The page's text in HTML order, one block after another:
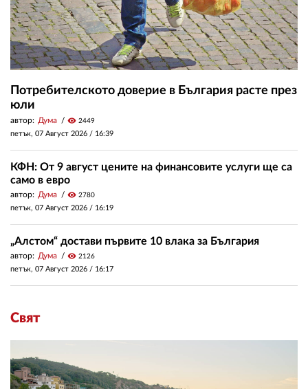
Потребителското доверие в България расте през
юли
автор: Дума visibility 2449
петък, 07 Август 2026 / 16:39
КФН: От 9 август цените на финансовите услуги ще са
само в евро
автор: Дума visibility 2780
петък, 07 Август 2026 / 16:19
„Алстом“ достави първите 10 влака за България
автор: Дума visibility 2126
петък, 07 Август 2026 / 16:17
Свят